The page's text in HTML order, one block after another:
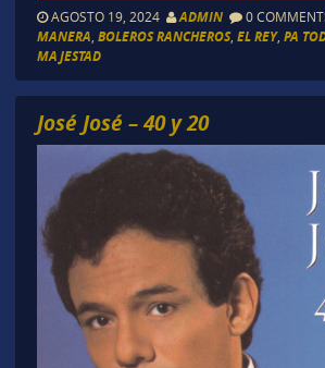
AGOSTO 19, 2024 ADMIN 0
MANERA, BOLEROS RANCHEROS, EL REY, PA
MAJESTAD
José José – 40 y 20